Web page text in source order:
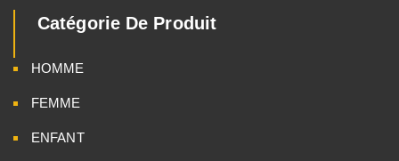
Catégorie De Produit
HOMME
FEMME
ENFANT